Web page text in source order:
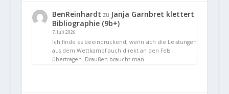
BenReinhardt zu Janja Garnbret klettert
Bibliographie (9b+)
7. Juli 2026
Ich finde es beeindruckend, wenn sich die Leistungen
aus dem Wettkampf auch direkt an den Fels
übertragen. Draußen braucht man…